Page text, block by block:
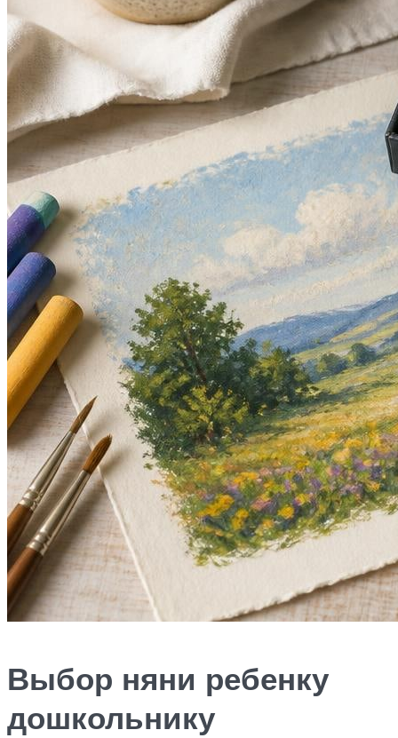
Выбор няни ребенку
дошкольнику